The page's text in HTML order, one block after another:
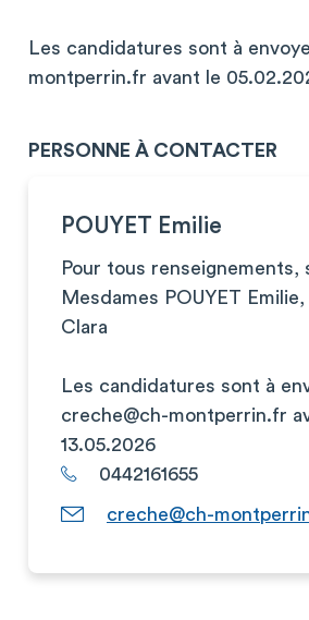
Les candidatures sont à
montperrin.fr avant le
PERSONNE À CONTACTER
POUYET Emilie
Pour tous renseignements,
Mesdames POUYET
Clara
Les candidatures sont à
creche@ch-montperrin.fr
13.05.2026
0442161655
creche@ch-